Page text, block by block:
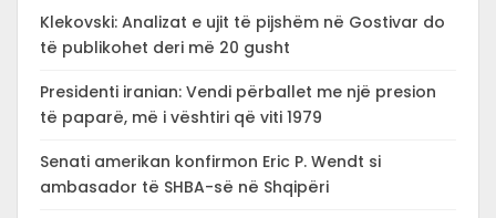
Klekovski: Analizat e ujit të pijshëm në Gostivar do
të publikohet deri më 20 gusht
Presidenti iranian: Vendi përballet me një presion
të paparë, më i vështiri që viti 1979
Senati amerikan konfirmon Eric P. Wendt si
ambasador të SHBA-së në Shqipëri